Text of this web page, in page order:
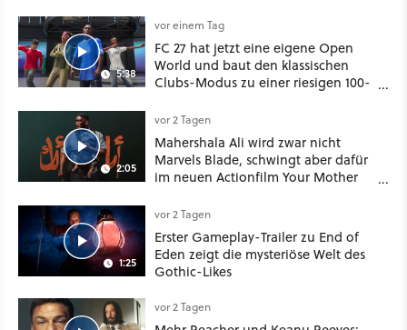
5:38
vor einem Tag
FC 27 hat jetzt eine eigene Open
World und baut den klassischen
Clubs-Modus zu einer riesigen 100-
2:05
vor 2 Tagen
Mahershala Ali wird zwar nicht
Marvels Blade, schwingt aber dafür
im neuen Actionfilm Your Mother
Schwert
1:25
vor 2 Tagen
Erster Gameplay-Trailer zu End of
Eden zeigt die mysteriöse Welt des
Gothic-Likes
vor 2 Tagen